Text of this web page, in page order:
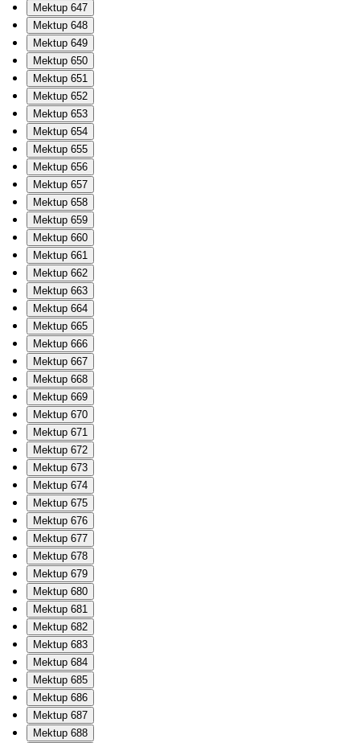
Mektup 647
Mektup 648
Mektup 649
Mektup 650
Mektup 651
Mektup 652
Mektup 653
Mektup 654
Mektup 655
Mektup 656
Mektup 657
Mektup 658
Mektup 659
Mektup 660
Mektup 661
Mektup 662
Mektup 663
Mektup 664
Mektup 665
Mektup 666
Mektup 667
Mektup 668
Mektup 669
Mektup 670
Mektup 671
Mektup 672
Mektup 673
Mektup 674
Mektup 675
Mektup 676
Mektup 677
Mektup 678
Mektup 679
Mektup 680
Mektup 681
Mektup 682
Mektup 683
Mektup 684
Mektup 685
Mektup 686
Mektup 687
Mektup 688